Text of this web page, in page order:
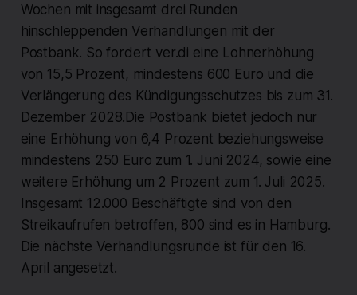
Wochen mit insgesamt drei Runden
hinschleppenden Verhandlungen mit der
Postbank. So fordert ver.di eine Lohnerhöhung
von 15,5 Prozent, mindestens 600 Euro und die
Verlängerung des Kündigungsschutzes bis zum 31.
Dezember 2028.Die Postbank bietet jedoch nur
eine Erhöhung von 6,4 Prozent beziehungsweise
mindestens 250 Euro zum 1. Juni 2024, sowie eine
weitere Erhöhung um 2 Prozent zum 1. Juli 2025.
Insgesamt 12.000 Beschäftigte sind von den
Streikaufrufen betroffen, 800 sind es in Hamburg.
Die nächste Verhandlungsrunde ist für den 16.
April angesetzt.